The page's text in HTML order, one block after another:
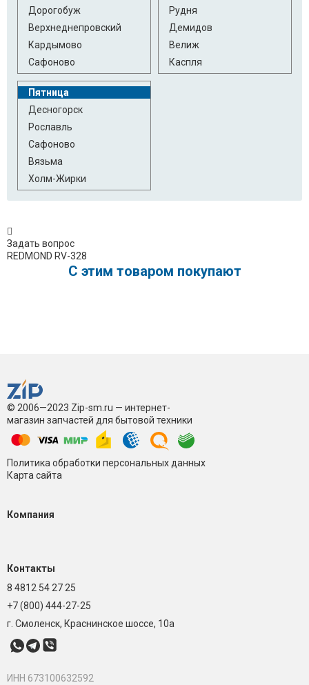
Дорогобуж
Верхнеднепровский
Кардымово
Сафоново
Рудня
Демидов
Велиж
Каспля
Пятница
Десногорск
Рославль
Сафоново
Вязьма
Холм-Жирки
Задать вопрос
REDMOND RV-328
C этим товаром покупают
© 2006—2023 Zip-sm.ru — интернет-
магазин запчастей для бытовой техники
Политика обработки персональных данных
Карта сайта
Компания
Контакты
8 4812 54 27 25
+7 (800) 444-27-25
г. Смоленск, Краснинское шоссе, 10а
ИНН 673100632592